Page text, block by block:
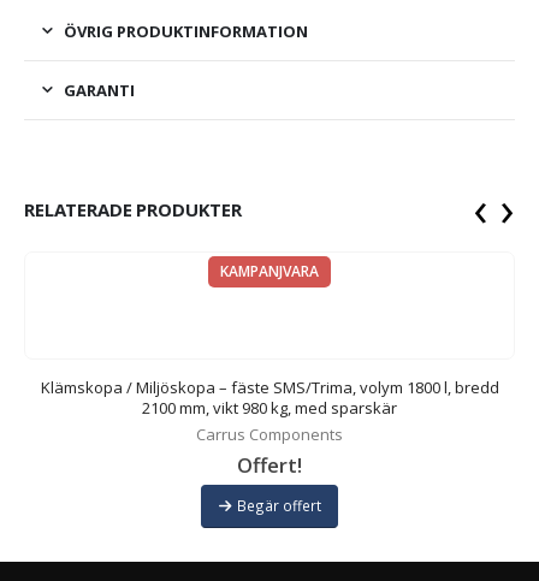
ÖVRIG PRODUKTINFORMATION
GARANTI
RELATERADE PRODUKTER
KAMPANJVARA
Klämskopa / Miljöskopa – fäste SMS/Trima, volym 1800 l, bredd
2100 mm, vikt 980 kg, med sparskär
Carrus Components
Offert!
Begär offert
‹ ›